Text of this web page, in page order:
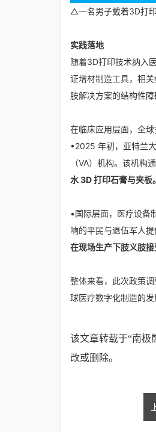
△一名男子戴着3D打印
实践落地
随着3D打印技术纳入
证增材制造工具，相
肢解决方案的结构性
在临床应用层面，全球
•2025 年初，亚特兰
（VA）机构。该机构
水 3D 打印石膏与夹板。
•国际层面，医疗设备
响的平民与退伍军人
在现场生产下肢义肢
整体来看，此次政策
球医疗数字化制造的发
该文章转载于“南极
改或删除。